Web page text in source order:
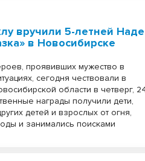
вручили 5-летней
в Новосибирске
проявивших мужество в
сегодня чествовали в
области в четверг,
награды получили дети,
детей и взрослых от огня,
и занимались поисками